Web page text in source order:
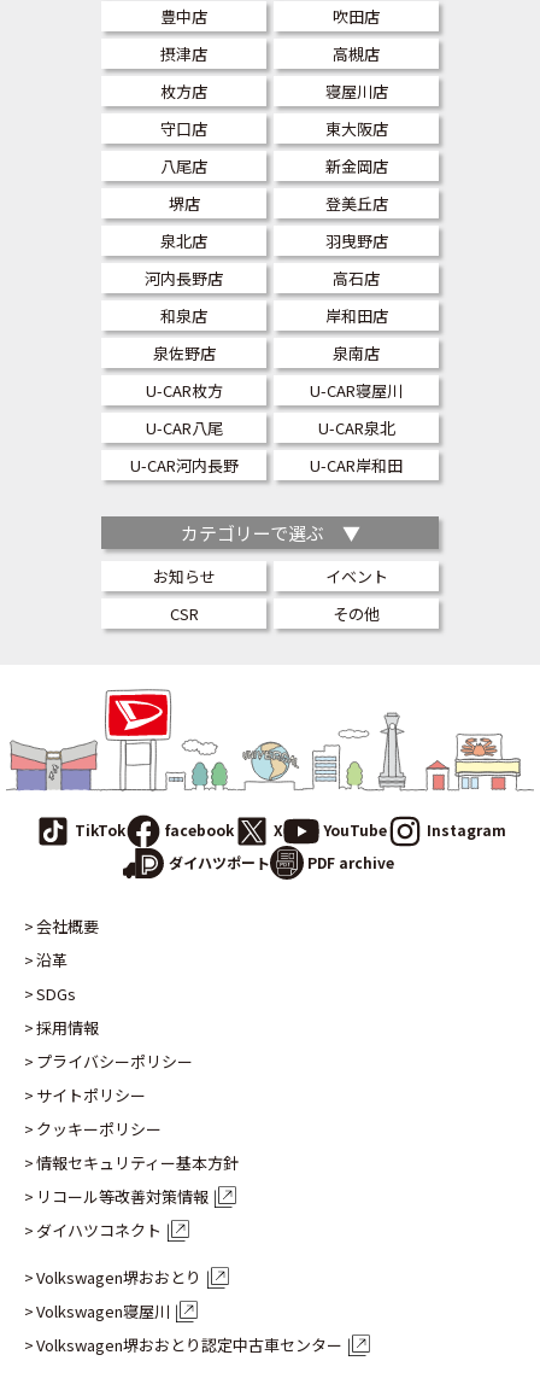
豊中店
吹田店
摂津店
高槻店
枚方店
寝屋川店
守口店
東大阪店
八尾店
新金岡店
堺店
登美丘店
泉北店
羽曳野店
河内長野店
高石店
和泉店
岸和田店
泉佐野店
泉南店
U-CAR枚方
U-CAR寝屋川
U-CAR八尾
U-CAR泉北
U-CAR河内長野
U-CAR岸和田
カテゴリーで選ぶ ▼
お知らせ
イベント
CSR
その他
TikTok facebook X YouTube
Instagram
ダイハツポート
PDF archive
会社概要
沿革
SDGs
採用情報
プライバシーポリシー
サイトポリシー
クッキーポリシー
情報セキュリティー基本方針
リコール等改善対策情報
ダイハツコネクト
Volkswagen堺おおとり
Volkswagen寝屋川
Volkswagen堺おおとり認定中古車センター